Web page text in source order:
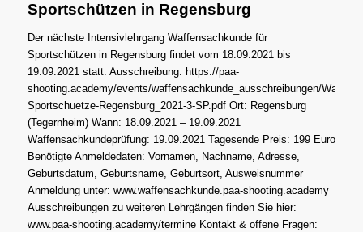
Sportschützen in Regensburg
Der nächste Intensivlehrgang Waffensachkunde für
Sportschützen in Regensburg findet vom 18.09.2021 bis
19.09.2021 statt. Ausschreibung: https://paa-
shooting.academy/events/waffensachkunde_ausschreibungen/
Sportschuetze-Regensburg_2021-3-SP.pdf Ort: Regensburg
(Tegernheim) Wann: 18.09.2021 – 19.09.2021
Waffensachkundeprüfung: 19.09.2021 Tagesende Preis: 199 Euro
Benötigte Anmeldedaten: Vornamen, Nachname, Adresse,
Geburtsdatum, Geburtsname, Geburtsort, Ausweisnummer
Anmeldung unter: www.waffensachkunde.paa-shooting.academy
Ausschreibungen zu weiteren Lehrgängen finden Sie hier:
www.paa-shooting.academy/termine Kontakt & offene Fragen: